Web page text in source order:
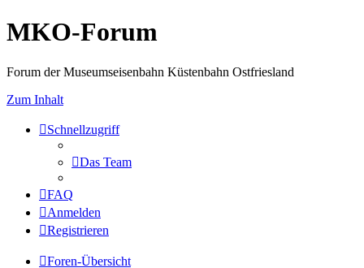
MKO-Forum
Forum der Museumseisenbahn Küstenbahn Ostfriesland
Zum Inhalt
Schnellzugriff
Das Team
FAQ
Anmelden
Registrieren
Foren-Übersicht